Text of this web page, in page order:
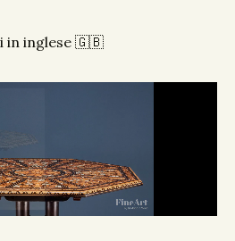
in inglese 🇬🇧